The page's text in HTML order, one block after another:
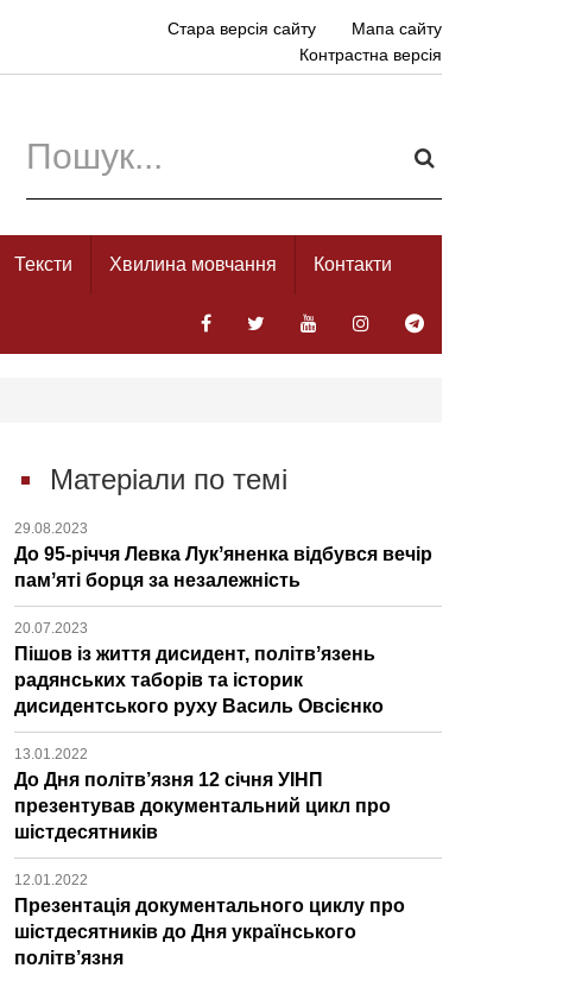
Стара версія сайту
Мапа сайту
Контрастна версія
Тексти Хвилина мовчання Контакти
Матеріали по темі
29.08.2023
До 95-річчя Левка Лукʼяненка відбувся вечір
памʼяті борця за незалежність
20.07.2023
Пішов із життя дисидент, політвʼязень
радянських таборів та історик
дисидентського руху Василь Овсієнко
13.01.2022
До Дня політв’язня 12 січня УІНП
презентував документальний цикл про
шістдесятників
12.01.2022
Презентація документального циклу про
шістдесятників до Дня українського
політв’язня